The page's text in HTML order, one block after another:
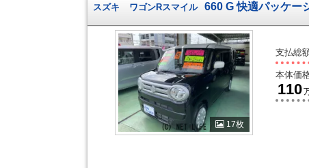
スズキ ワゴンRスマイル 660 G 快適パッケー
17枚
支払総
本体価
110